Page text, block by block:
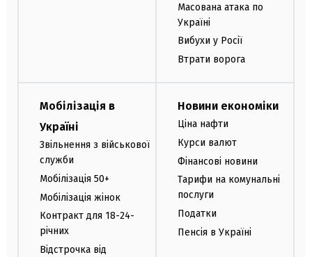
Масована атака по
Україні
Вибухи у Росії
Втрати ворога
Мобілізація в
Україні
Звільнення з військової
служби
Мобілізація 50+
Мобілізація жінок
Контракт для 18-24-
річних
Відстрочка від
Новини економіки
Ціна нафти
Курси валют
Фінансові новини
Тарифи на комунальні
послуги
Податки
Пенсія в Україні